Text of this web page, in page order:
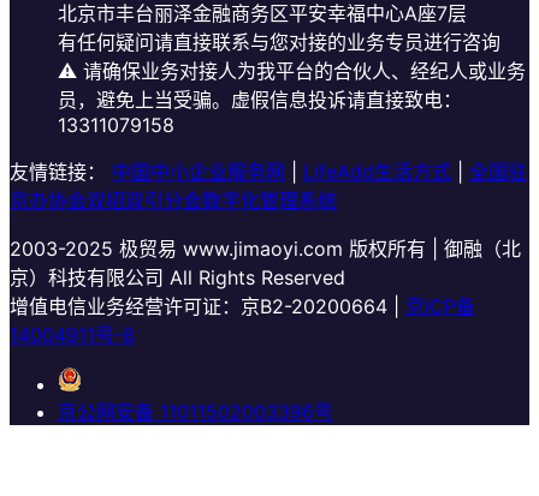
北京市丰台丽泽金融商务区平安幸福中心A座7层
有任何疑问请直接联系与您对接的业务专员进行咨询
⚠️ 请确保业务对接人为我平台的合伙人、经纪人或业务
员，避免上当受骗。虚假信息投诉请直接致电：
13311079158
友情链接： 中国中小企业服务网 LifeAdd生活方式
全国驻
京办协会双招双引分会数字化管理系统
2003-2025 极贸易 www.jimaoyi.com 版权所有 | 御融（北
京）科技有限公司 All Rights Reserved
增值电信业务经营许可证：京B2-20200664 | 京ICP备
14004911号-8
京公网安备 11011502003396号